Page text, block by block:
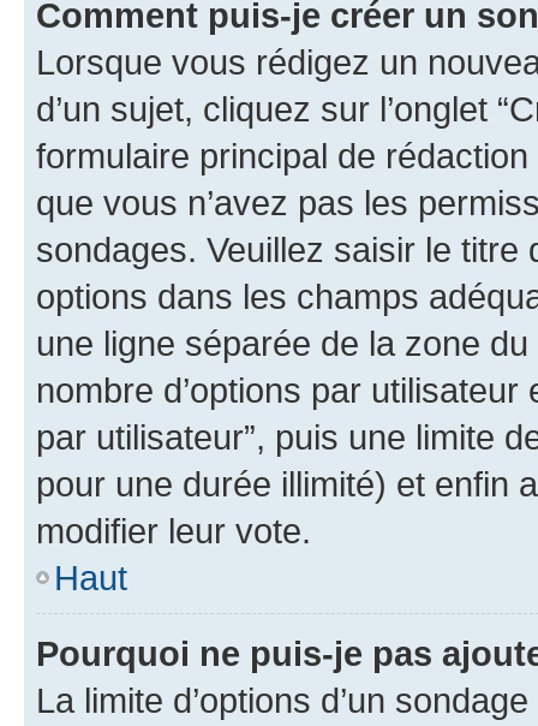
Comment puis-je créer un
Lorsque vous rédigez un
d’un sujet, cliquez sur l’onglet
formulaire principal de
que vous n’avez pas les
sondages. Veuillez saisir le
options dans les champs
une ligne séparée de la zone
nombre d’options par
par utilisateur”, puis une limite
pour une durée illimité) et enfin
modifier leur vote.
Haut
Pourquoi ne puis-je pas
La limite d’options d’un